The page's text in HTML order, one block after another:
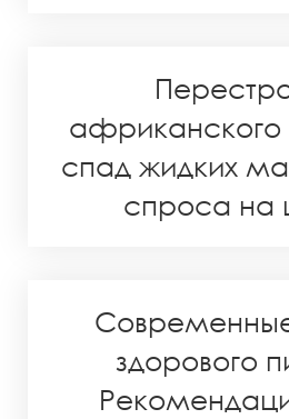
африканского
спад жидких
спроса на
здорового